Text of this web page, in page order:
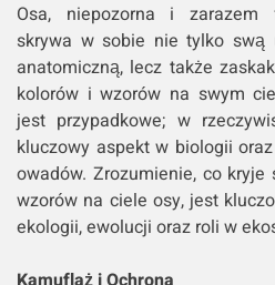
Osa, niepozorna i zarazem
skrywa w sobie nie tylko swą
anatomiczną, lecz także
kolorów i wzorów na swym
jest przypadkowe; w
kluczowy aspekt w biologii
owadów. Zrozumienie, co
wzorów na ciele osy, jest
ekologii, ewolucji oraz roli w